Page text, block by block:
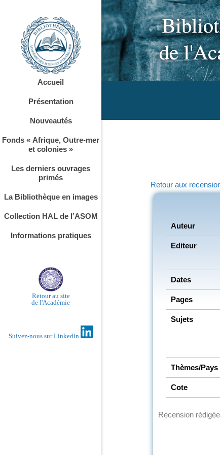
Accueil
Présentation
Nouveautés
Fonds « Afrique, Outre-mer
et colonies »
Les derniers ouvrages
primés
La Bibliothèque en images
Collection HAL de l’ASOM
Informations pratiques
Retour au site
de l'Académie
Suivez-nous sur Linkedin
Retour aux
Auteur
Editeur
Dates
Pages
Sujets
Thèmes/Pays
Cote
Recension